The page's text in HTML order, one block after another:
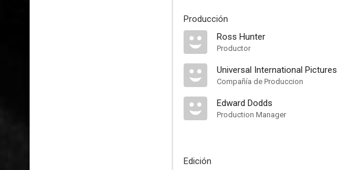
Producción
Ross Hunter
Productor
Universal International Pictures
Compañía de Produccion
Edward Dodds
Production Manager
Edición